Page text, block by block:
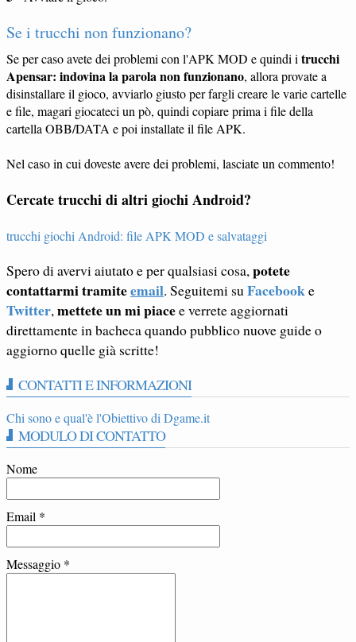
Se i trucchi non funzionano?
Se per caso avete dei problemi con l'APK MOD e quindi i trucchi
Apensar: indovina la parola non funzionano, allora provate a
disinstallare il gioco, avviarlo giusto per fargli creare le varie cartelle
e file, magari giocateci un pò, quindi copiare prima i file della
cartella OBB/DATA e poi installate il file APK.
Nel caso in cui doveste avere dei problemi, lasciate un commento!
Cercate trucchi di altri giochi Android?
trucchi giochi Android: file APK MOD e salvataggi
Spero di avervi aiutato e per qualsiasi cosa,potete
contattarmi tramiteemail. Seguitemi suFacebooke
Twitter,mettete un mi piacee verrete aggiornati
direttamente in bacheca quando pubblico nuove guide o
aggiorno quelle già scritte!
CONTATTI E INFORMAZIONI
Chi sono e qual'è l'Obiettivo di Dgame.it
MODULO DI CONTATTO
Nome
Email *
Messaggio *